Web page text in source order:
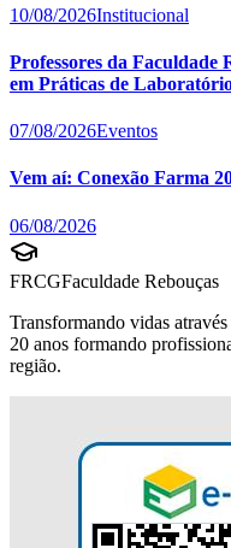
10/08/2026Institucional
Professores da Faculdade
em Práticas de
07/08/2026Eventos
Vem aí: Conexão Farma
06/08/2026
FRCGFaculdade Rebouças
Transformando vidas
20 anos formando
região.